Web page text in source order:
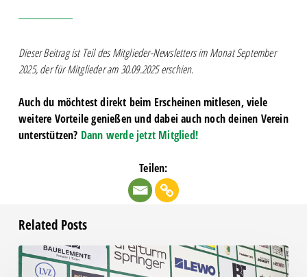
Dieser Beitrag ist Teil des Mitglieder-Newsletters im Monat September
2025, der für Mitglieder am 30.09.2025 erschien.
Auch du möchtest direkt beim Erscheinen mitlesen, viele
weitere Vorteile genießen und dabei auch noch deinen Verein
unterstützen? Dann werde jetzt Mitglied!
Teilen:
Related Posts
Pressegespräch